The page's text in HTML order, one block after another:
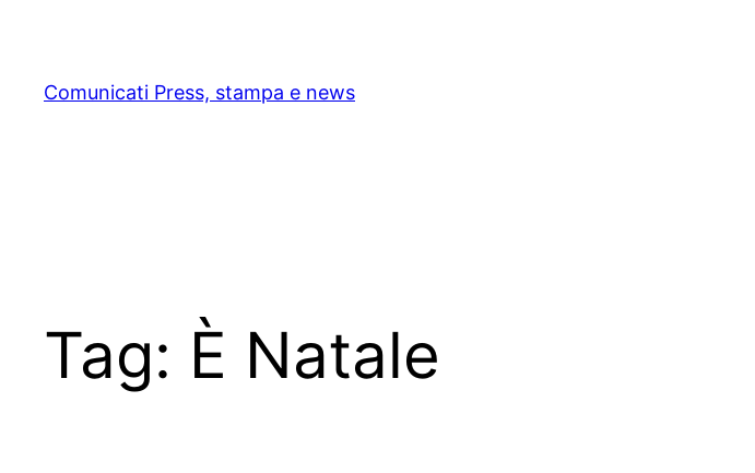
content
Comunicati Press, stampa e news
Tag: È Natale